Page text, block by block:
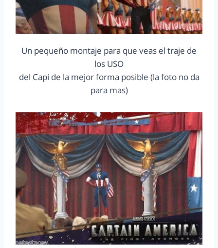
Un pequeño montaje para que veas el traje de
los USO
del Capi de la mejor forma posible (la foto no da
para mas)